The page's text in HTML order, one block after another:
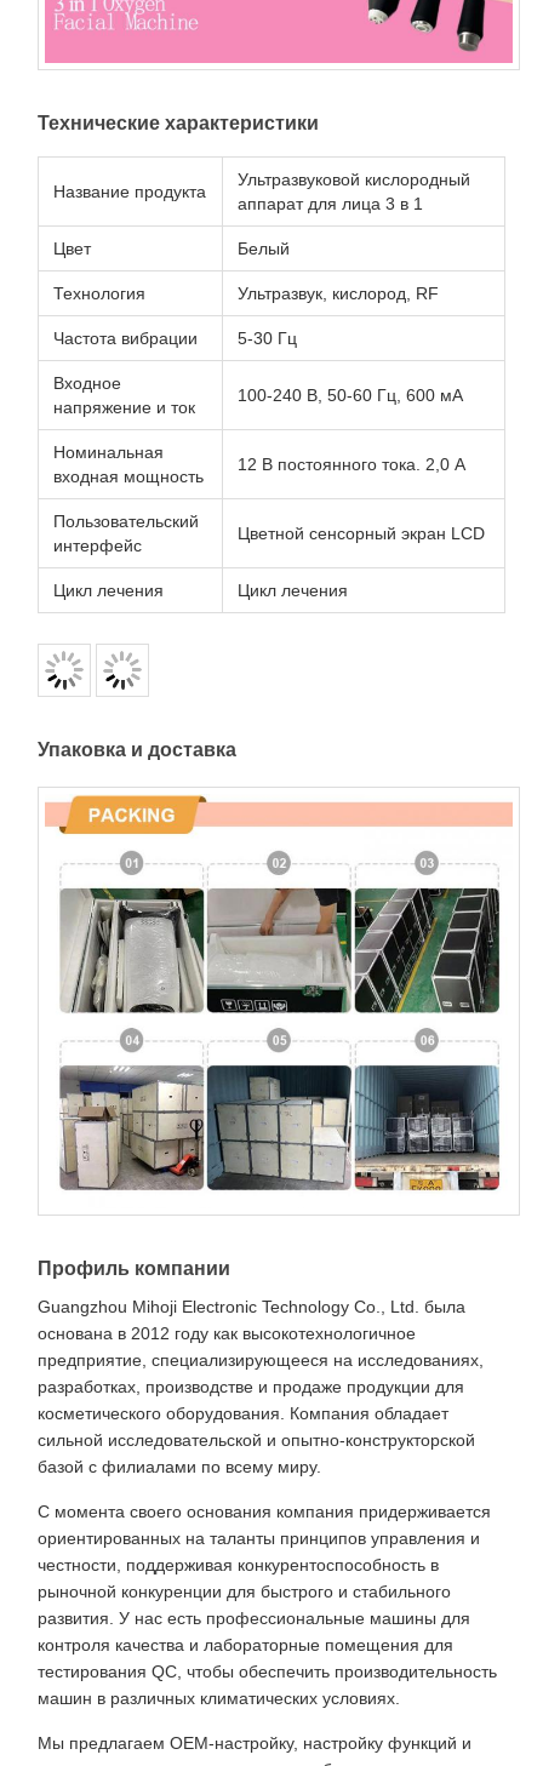
Технические характеристики
Название продукта
Ультразвуковой кислородный
аппарат для лица 3 в 1
Цвет Белый
Технология Ультразвук, кислород, RF
Частота вибрации 5-30 Гц
Входное
напряжение и ток
100-240 В, 50-60 Гц, 600 мА
Номинальная
входная мощность
12 В постоянного тока. 2,0 А
Пользовательский
интерфейс
Цветной сенсорный экран LCD
Цикл лечения Цикл лечения
Упаковка и доставка
Профиль компании
Guangzhou Mihoji Electronic Technology Co., Ltd. была
основана в 2012 году как высокотехнологичное
предприятие, специализирующееся на исследованиях,
разработках, производстве и продаже продукции для
косметического оборудования. Компания обладает
сильной исследовательской и опытно-конструкторской
базой с филиалами по всему миру.
С момента своего основания компания придерживается
ориентированных на таланты принципов управления и
честности, поддерживая конкурентоспособность в
рыночной конкуренции для быстрого и стабильного
развития. У нас есть профессиональные машины для
контроля качества и лабораторные помещения для
тестирования QC, чтобы обеспечить производительность
машин в различных климатических условиях.
Мы предлагаем OEM-настройку, настройку функций и